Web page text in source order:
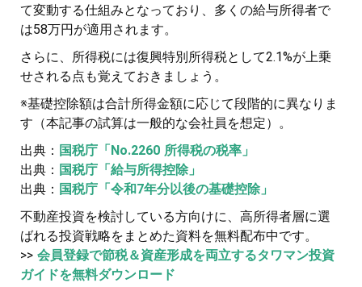
て変動する仕組みとなっており、多くの給与所得者で
は58万円が適用されます。
さらに、所得税には復興特別所得税として2.1%が上乗
せされる点も覚えておきましょう。
※基礎控除額は合計所得金額に応じて段階的に異なりま
す（本記事の試算は一般的な会社員を想定）。
出典： 国税庁「No.2260 所得税の税率」
出典： 国税庁「給与所得控除」
出典： 国税庁「令和7年分以後の基礎控除」
不動産投資を検討している方向けに、高所得者層に選
ばれる投資戦略をまとめた資料を無料配布中です。
>> 会員登録で節税＆資産形成を両立するタワマン投資
ガイドを無料ダウンロード